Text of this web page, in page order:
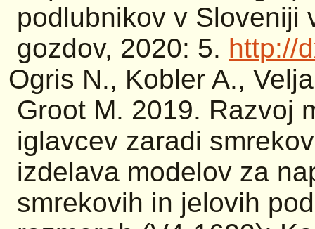
podlubnikov v Sloveniji
gozdov, 2020: 5. http://
Ogris N., Kobler A.,
Groot M. 2019. Razvoj
iglavcev zaradi
izdelava modelov za
smrekovih in jelovih